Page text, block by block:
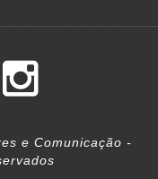
e Comunicação -